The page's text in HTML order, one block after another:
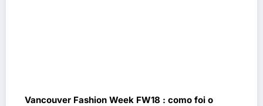
Vancouver Fashion Week FW18 : como foi o